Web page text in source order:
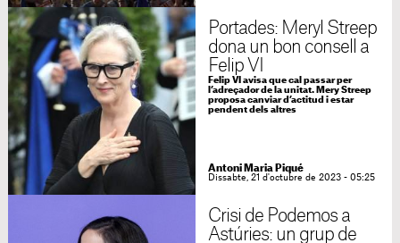
Portades: Meryl Streep
dona un bon consell a
Felip VI
Felip VI avisa que cal passar per
l’adreçador de la unitat. Mery Streep
proposa canviar d’actitud i estar
pendent dels altres
Antoni Maria Piqué
Dissabte, 21 d'octubre de 2023 - 05:25
Crisi de Podemos a
Astúries: un grup de